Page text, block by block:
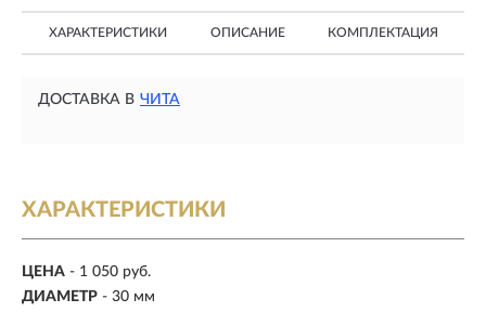
ХАРАКТЕРИСТИКИ ОПИСАНИЕ КОМПЛЕКТАЦИЯ
ДОСТАВКА В ЧИТА
ХАРАКТЕРИСТИКИ
ЦЕНА - 1 050 руб.
ДИАМЕТР - 30 мм